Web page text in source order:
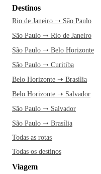
Destinos
Rio de Janeiro ➝ São Paulo
São Paulo ➝ Rio de Janeiro
São Paulo ➝ Belo Horizonte
São Paulo ➝ Curitiba
Belo Horizonte ➝ Brasília
Belo Horizonte ➝ Salvador
São Paulo ➝ Salvador
São Paulo ➝ Brasília
Todas as rotas
Todas os destinos
Viagem